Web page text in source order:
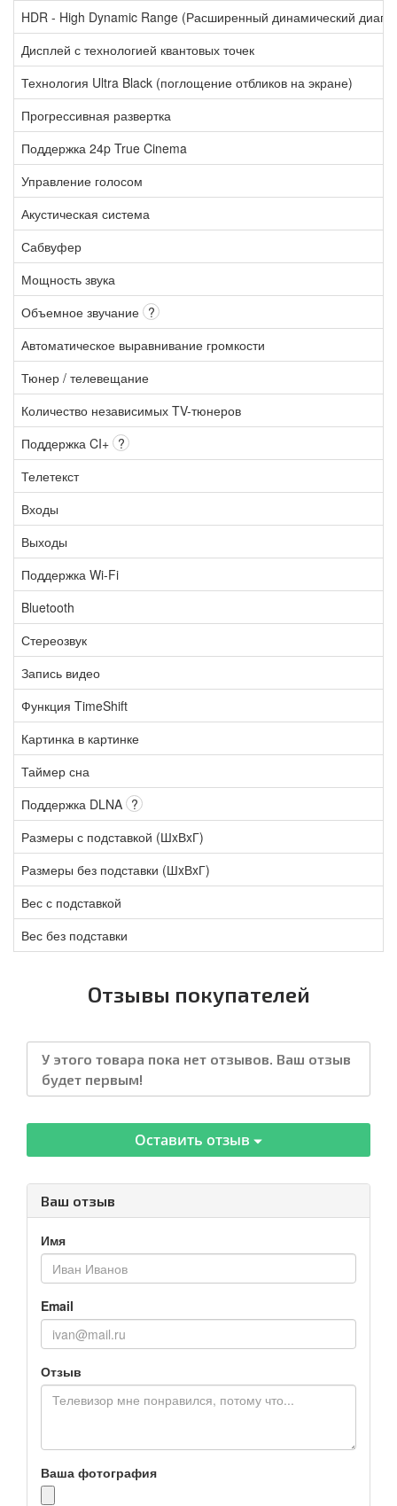
HDR - High Dynamic Range (Расширенный динамический
Дисплей с технологией квантовых точек
Технология Ultra Black (поглощение отбликов на экране)
Прогрессивная развертка
Поддержка 24p True Cinema
Управление голосом
Акустическая система
Сабвуфер
Мощность звука
Объемное звучание ?
Автоматическое выравнивание громкости
Тюнер / телевещание
Количество независимых TV-тюнеров
Поддержка CI+ ?
Телетекст
Входы
Выходы
Поддержка Wi-Fi
Bluetooth
Стереозвук
Запись видео
Функция TimeShift
Картинка в картинке
Таймер сна
Поддержка DLNA ?
Размеры с подставкой (ШxВxГ)
Размеры без подставки (ШxВxГ)
Вес с подставкой
Вес без подставки
Отзывы покупателей
У этого товара пока нет отзывов. Ваш отзыв
будет первым!
Оставить отзыв
Ваш отзыв
Имя
Email
Отзыв
Ваша фотография